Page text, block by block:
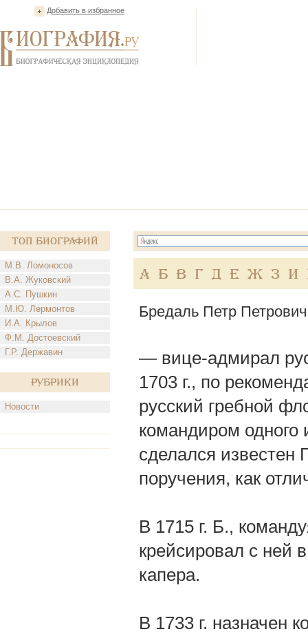
Добавить в избранное
Топ Биографий
М.В. Ломоносов
В.А. Жуковский
А.С. Пушкин
М.Ю. Лермонтов
И.А. Крылов
Ф.М. Достоевский
Г.Р. Державин
Рубрики
Новости
А Б В Г Д Е Ж З И
Бредаль Петр Петрович
— вице-адмирал
1703 г., по
русский гребной
командиром одного
сделался известен
поручения, как
В 1715 г. Б.,
крейсировал с ней
капера.
В 1733 г. назначен